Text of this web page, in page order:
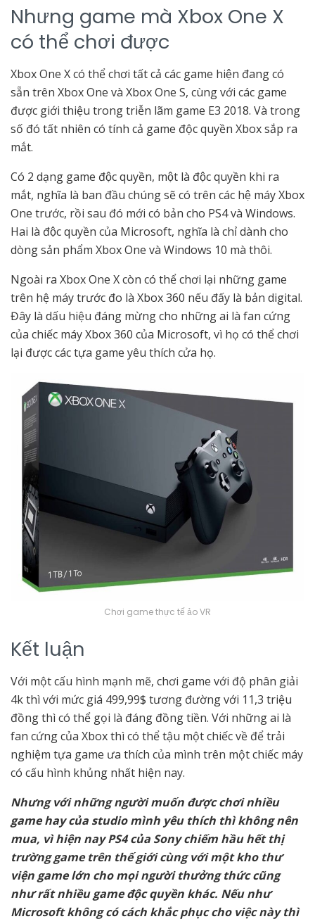
Nhưng game mà Xbox One X
có thể chơi được
Xbox One X có thể chơi tất cả các game hiện đang có
sẵn trên Xbox One và Xbox One S, cùng với các game
được giới thiệu trong triễn lãm game E3 2018. Và trong
số đó tất nhiên có tính cả game độc quyền Xbox sắp ra
mắt.
Có 2 dạng game độc quyền, một là độc quyền khi ra
mắt, nghĩa là ban đầu chúng sẽ có trên các hệ máy Xbox
One trước, rồi sau đó mới có bản cho PS4 và Windows.
Hai là độc quyền của Microsoft, nghĩa là chỉ dành cho
dòng sản phẩm Xbox One và Windows 10 mà thôi.
Ngoài ra Xbox One X còn có thể chơi lại những game
trên hệ máy trước đo là Xbox 360 nếu đấy là bản digital.
Đây là dấu hiệu đáng mừng cho những ai là fan cứng
của chiếc máy Xbox 360 của Microsoft, vì họ có thể chơi
lại được các tựa game yêu thích cửa họ.
Chơi game thực tế ảo VR
Kết luận
Với một cấu hình mạnh mẽ, chơi game với độ phân giải
4k thì với mức giá 499,99$ tương đường với 11,3 triệu
đồng thì có thể gọi là đáng đồng tiền. Với những ai là
fan cứng của Xbox thì có thể tậu một chiếc về để trải
nghiệm tựa game ưa thích của mình trên một chiếc máy
có cấu hình khủng nhất hiện nay.
Nhưng với những người muốn được chơi nhiều
game hay của studio mình yêu thích thì không nên
mua, vì hiện nay PS4 của Sony chiếm hầu hết thị
trường game trên thế giới cùng với một kho thư
viện game lớn cho mọi người thưởng thức cũng
như rất nhiều game độc quyền khác. Nếu như
Microsoft không có cách khắc phục cho việc này thì